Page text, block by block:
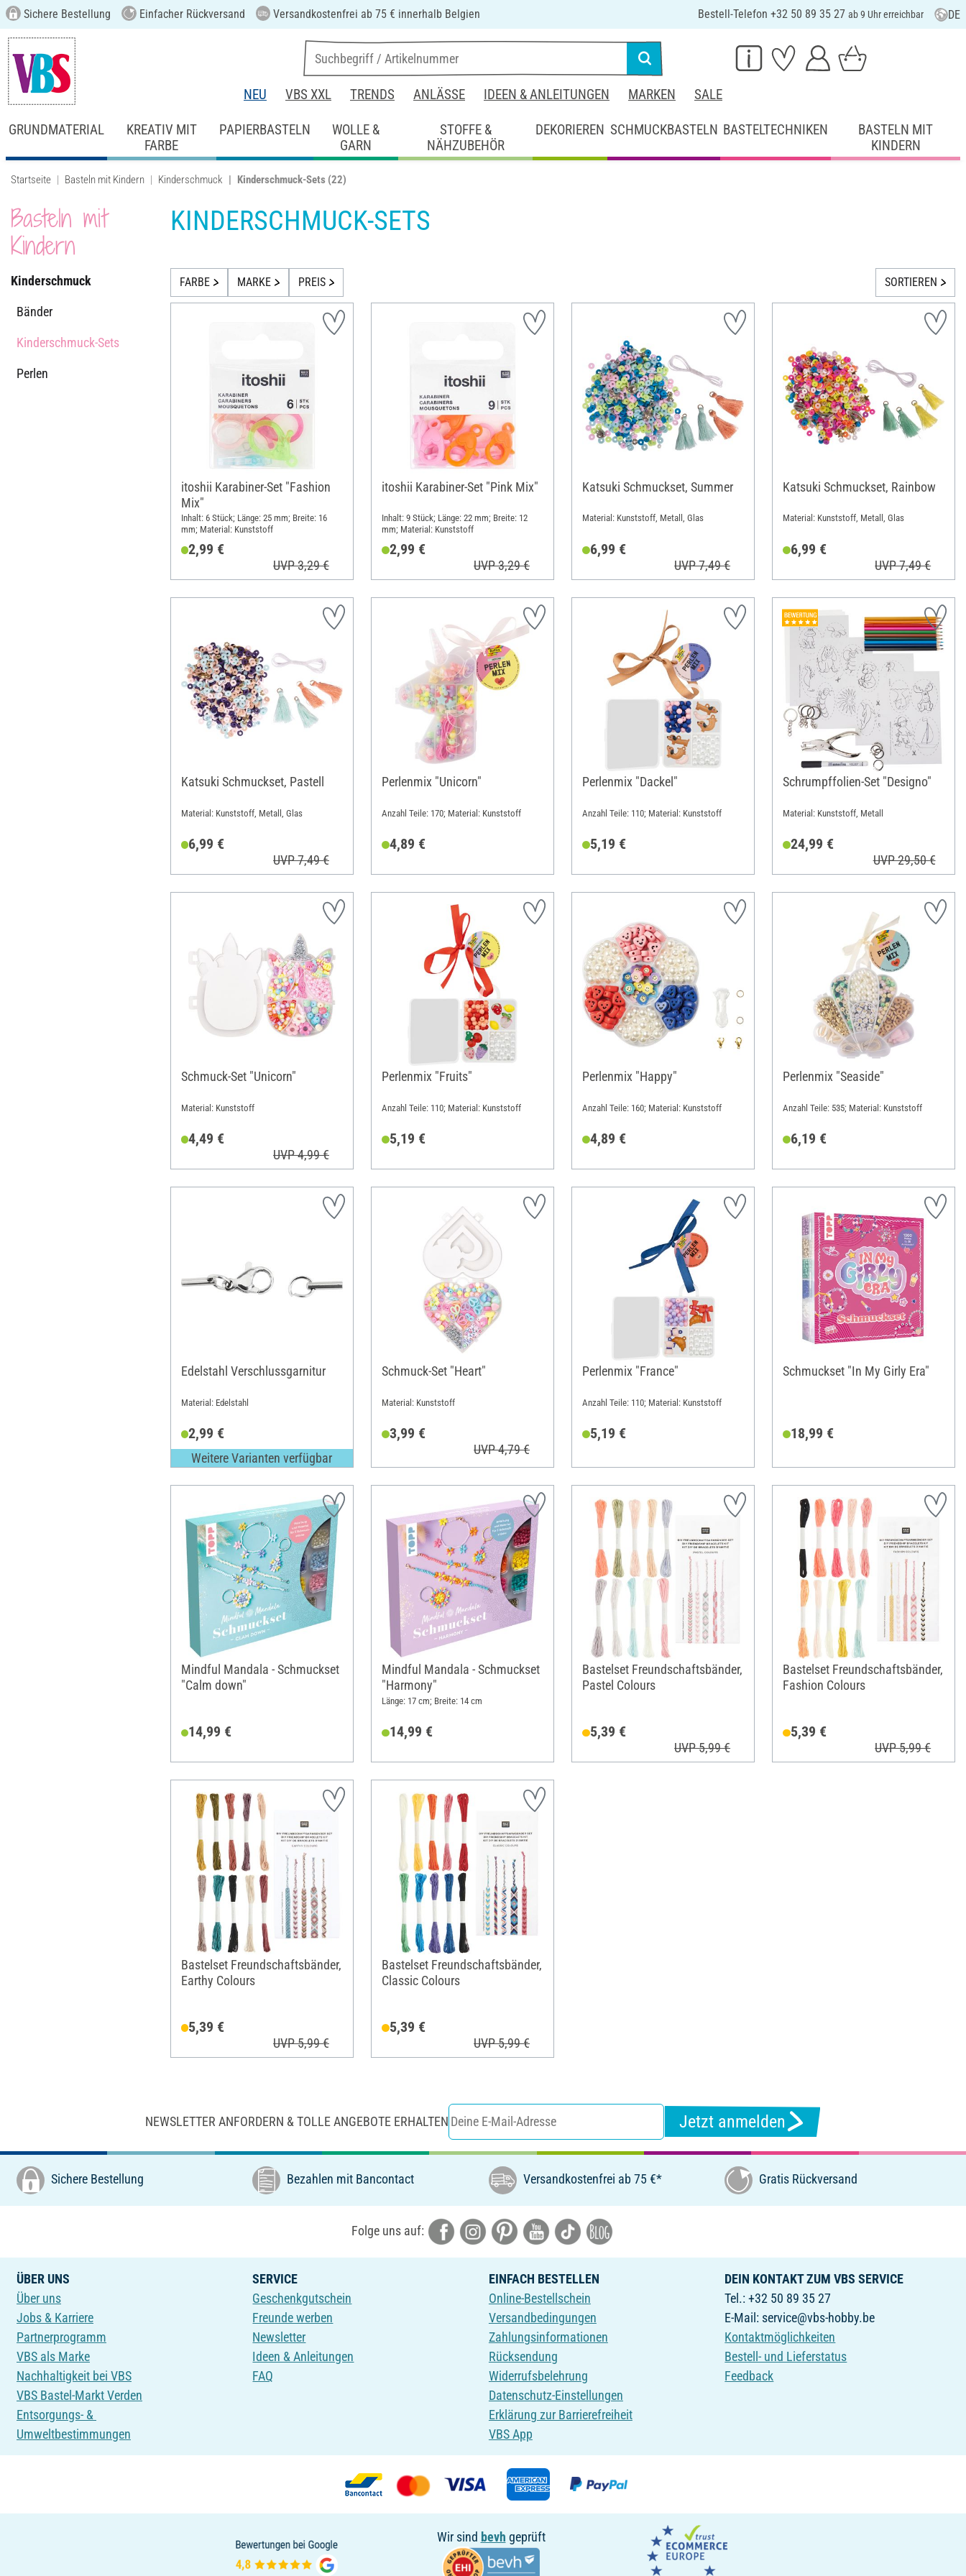
Sichere Bestellung Einfacher Rückversand Versandkostenfrei ab 75 € innerhalb Belgien Bestell-Telefon +32 50 89 35 27 ab 9 Uhr erreichbar DE
NEU VBS XXL TRENDS ANLÄSSE IDEEN & ANLEITUNGEN MARKEN SALE
GRUNDMATERIAL
KREATIV MIT
FARBE
PAPIERBASTELN
WOLLE &
GARN
STOFFE &
NÄHZUBEHÖR
DEKORIEREN SCHMUCKBASTELN BASTELTECHNIKEN
BASTELN MIT
KINDERN
Startseite Basteln mit Kindern Kinderschmuck Kinderschmuck-Sets (22)
Basteln mit
Kindern
Kinderschmuck
Bänder
Kinderschmuck-Sets
Perlen
KINDERSCHMUCK-SETS
FARBE MARKE PREIS SORTIEREN
itoshii Karabiner-Set "Fashion
Mix"
Inhalt: 6 Stück; Länge: 25 mm; Breite: 16
mm; Material: Kunststoff
2,99 €
UVP 3,29 €
itoshii Karabiner-Set "Pink Mix"
Inhalt: 9 Stück; Länge: 22 mm; Breite: 12
mm; Material: Kunststoff
2,99 €
UVP 3,29 €
Katsuki Schmuckset, Summer
Material: Kunststoff, Metall, Glas
6,99 €
UVP 7,49 €
Katsuki Schmuckset, Rainbow
Material: Kunststoff, Metall, Glas
6,99 €
UVP 7,49 €
Katsuki Schmuckset, Pastell
Material: Kunststoff, Metall, Glas
6,99 €
UVP 7,49 €
Perlenmix "Unicorn"
Anzahl Teile: 170; Material: Kunststoff
4,89 €
Perlenmix "Dackel"
Anzahl Teile: 110; Material: Kunststoff
5,19 €
Schrumpffolien-Set "Designo"
Material: Kunststoff, Metall
24,99 €
UVP 29,50 €
Schmuck-Set "Unicorn"
Material: Kunststoff
4,49 €
UVP 4,99 €
Perlenmix "Fruits"
Anzahl Teile: 110; Material: Kunststoff
5,19 €
Perlenmix "Happy"
Anzahl Teile: 160; Material: Kunststoff
4,89 €
Perlenmix "Seaside"
Anzahl Teile: 535; Material: Kunststoff
6,19 €
Edelstahl Verschlussgarnitur
Material: Edelstahl
2,99 €
Weitere Varianten verfügbar
Schmuck-Set "Heart"
Material: Kunststoff
3,99 €
UVP 4,79 €
Perlenmix "France"
Anzahl Teile: 110; Material: Kunststoff
5,19 €
Schmuckset "In My Girly Era"
18,99 €
Mindful Mandala - Schmuckset
"Calm down"
14,99 €
Mindful Mandala - Schmuckset
"Harmony"
Länge: 17 cm; Breite: 14 cm
14,99 €
Bastelset Freundschaftsbänder,
Pastel Colours
5,39 €
UVP 5,99 €
Bastelset Freundschaftsbänder,
Fashion Colours
5,39 €
UVP 5,99 €
Bastelset Freundschaftsbänder,
Earthy Colours
5,39 €
UVP 5,99 €
Bastelset Freundschaftsbänder,
Classic Colours
5,39 €
UVP 5,99 €
NEWSLETTER ANFORDERN & TOLLE ANGEBOTE ERHALTEN Jetzt anmelden
Sichere Bestellung Bezahlen mit Bancontact Versandkostenfrei ab 75 €* Gratis Rückversand
Folge uns auf:
ÜBER UNS
Über uns
Jobs & Karriere
Partnerprogramm
VBS als Marke
Nachhaltigkeit bei VBS
VBS Bastel-Markt Verden
Entsorgungs- &
Umweltbestimmungen
SERVICE
Geschenkgutschein
Freunde werben
Newsletter
Ideen & Anleitungen
FAQ
EINFACH BESTELLEN
Online-Bestellschein
Versandbedingungen
Zahlungsinformationen
Rücksendung
Widerrufsbelehrung
Datenschutz-Einstellungen
Erklärung zur Barrierefreiheit
VBS App
DEIN KONTAKT ZUM VBS SERVICE
Tel.: +32 50 89 35 27
E-Mail: service@vbs-hobby.be
Kontaktmöglichkeiten
Bestell- und Lieferstatus
Feedback
Wir sind bevh geprüft